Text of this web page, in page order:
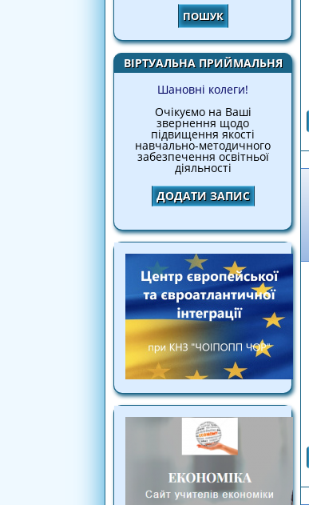
ВІРТУАЛЬНА ПРИЙМАЛЬНЯ
Шановні колеги!
Очікуємо на Ваші
звернення щодо
підвищення якості
навчально-методичного
забезпечення освітньої
діяльності
ДОДАТИ ЗАПИС